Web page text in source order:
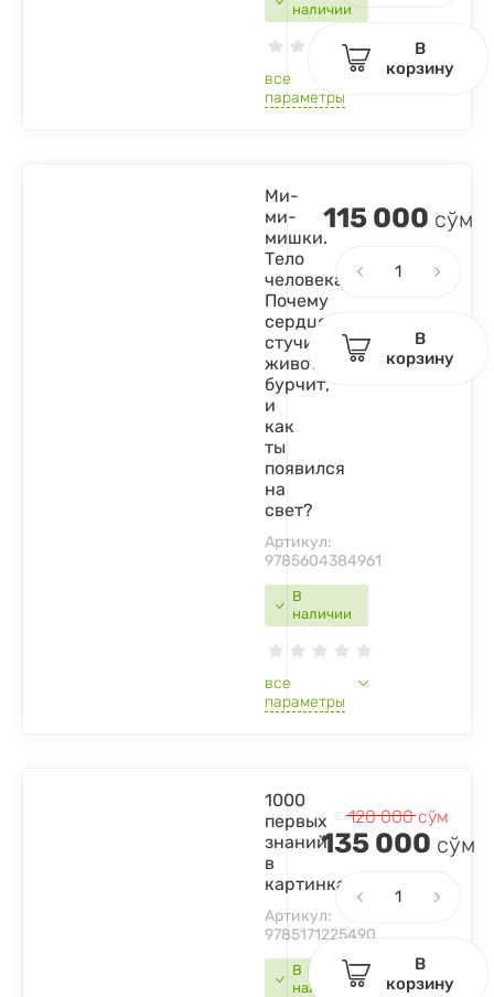
наличии
все
параметры
В
корзину
В
наличии
Ми-
ми-
мишки.
Тело
человека.
Почему
сердце
стучит,
живот
бурчит,
и
как
ты
появился
на
свет?
Артикул:
9785604384961
все
параметры
115 000 сўм
В
корзину
В
наличии
1000
первых
знаний
в
картинках
Артикул:
9785171225490
120 000сўм
135 000 сўм
В
корзину